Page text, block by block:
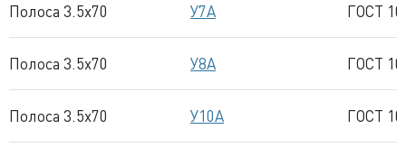
Полоса 3.5x70 У7А ГОСТ
Полоса 3.5x70 У8А ГОСТ
Полоса 3.5x70 У10А ГОСТ